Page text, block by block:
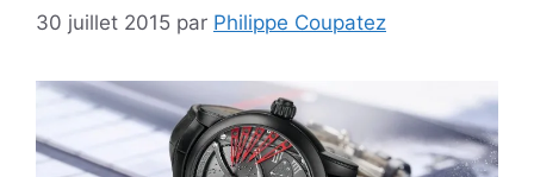
30 juillet 2015 par Philippe Coupatez